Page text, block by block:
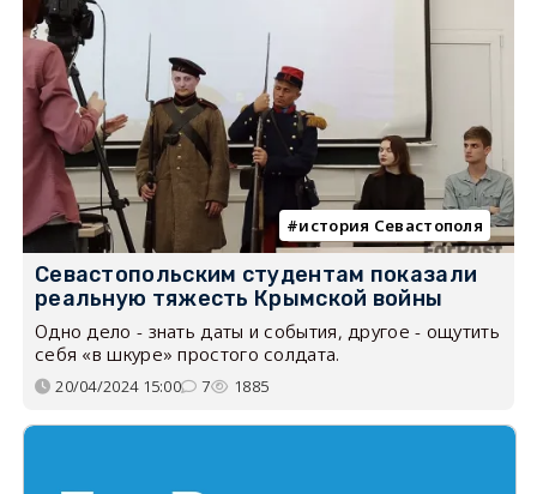
история Севастополя
Севастопольским студентам показали
реальную тяжесть Крымской войны
Одно дело - знать даты и события, другое - ощутить
себя «в шкуре» простого солдата.
20/04/2024 15:00 7 1885